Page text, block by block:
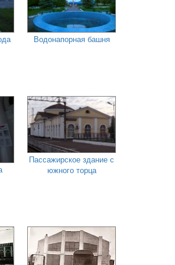
Водонапорная башня
Пассажирское здание с
южного торца